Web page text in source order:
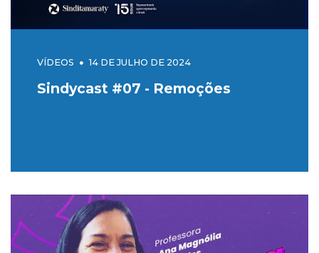
VÍDEOS 14 DE JULHO DE 2024
Sindycast #07 - Remoções